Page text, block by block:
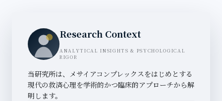
Research Context
ANALYTICAL INSIGHTS & PSYCHOLOGICAL
RIGOR
当研究所は、メサイアコンプレックスをはじめとする
現代の救済心理を学術的かつ臨床的アプローチから解
明します。